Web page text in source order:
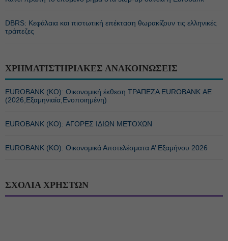
DBRS: Κεφάλαια και πιστωτική επέκταση θωρακίζουν τις ελληνικές
τράπεζες
ΧΡΗΜΑΤΙΣΤΗΡΙΑΚΕΣ ΑΝΑΚΟΙΝΩΣΕΙΣ
EUROBANK (ΚΟ): Οικονομική έκθεση ΤΡΑΠΕΖΑ EUROBANK ΑΕ
(2026,Εξαμηνιαία,Ενοποιημένη)
EUROBANK (ΚΟ): ΑΓΟΡΕΣ ΙΔΙΩΝ ΜΕΤΟΧΩΝ
EUROBANK (ΚΟ): Οικονομικά Αποτελέσματα Α’ Εξαμήνου 2026
ΣΧΟΛΙΑ ΧΡΗΣΤΩΝ